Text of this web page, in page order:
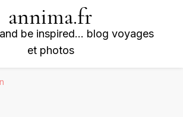
annima.fr
be inspired… blog voyages
et photos